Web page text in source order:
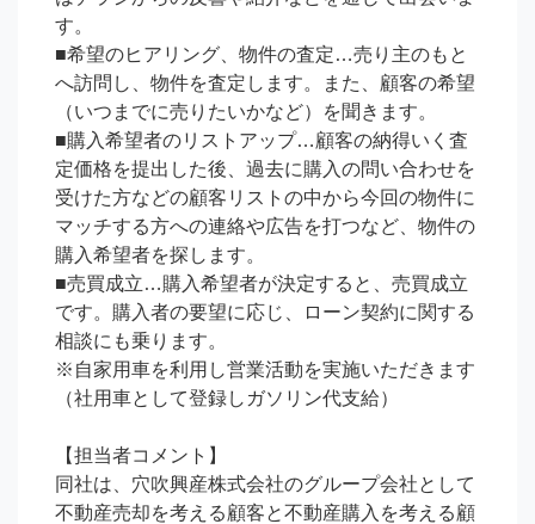
す。
■希望のヒアリング、物件の査定…売り主のもと
へ訪問し、物件を査定します。また、顧客の希望
（いつまでに売りたいかなど）を聞きます。
■購入希望者のリストアップ…顧客の納得いく査
定価格を提出した後、過去に購入の問い合わせを
受けた方などの顧客リストの中から今回の物件に
マッチする方への連絡や広告を打つなど、物件の
購入希望者を探します。
■売買成立…購入希望者が決定すると、売買成立
です。購入者の要望に応じ、ローン契約に関する
相談にも乗ります。
※自家用車を利用し営業活動を実施いただきます
（社用車として登録しガソリン代支給）
【担当者コメント】
同社は、穴吹興産株式会社のグループ会社として
不動産売却を考える顧客と不動産購入を考える顧